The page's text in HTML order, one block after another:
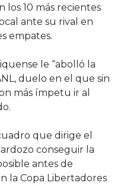
los 10 más recientes
ante su rival en
empates.
le “abolló la
duelo en el que sin
más ímpetu ir al
que dirige el
conseguir la
antes de
la Copa Libertadores